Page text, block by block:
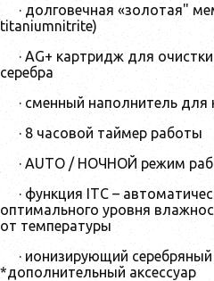
· долговечная «золотая"
titaniumnitrite)
· AG+ картридж для
серебра
· сменный наполнитель для
· 8 часовой таймер работы
· AUTO / НОЧНОЙ режим
· функция ITC –
оптимального уровня
от температуры
· ионизирующий серебряный
*дополнительный аксессуар